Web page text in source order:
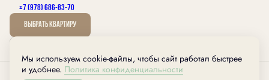
+7 (978) 686-83-70
Выбрать квартиру
дом.рф
Любая информация, представленная на данном сайте,носит исключительно
Мы используем cookie-файлы, чтобы сайт работал быстрее
и удобнее. Политика конфиденциальности